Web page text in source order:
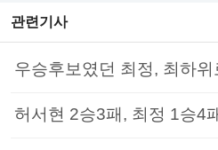
관련기사
우승후보였던 최정, 최하
허서현 2승3패, 최정 1승4